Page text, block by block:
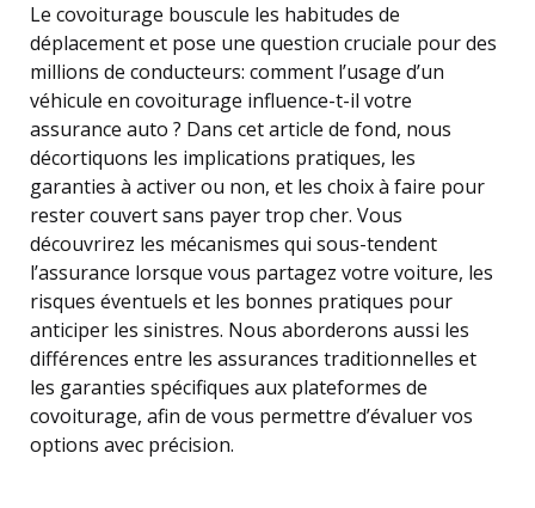
Le covoiturage bouscule les habitudes de
déplacement et pose une question cruciale pour des
millions de conducteurs: comment l’usage d’un
véhicule en covoiturage influence-t-il votre
assurance auto ? Dans cet article de fond, nous
décortiquons les implications pratiques, les
garanties à activer ou non, et les choix à faire pour
rester couvert sans payer trop cher. Vous
découvrirez les mécanismes qui sous-tendent
l’assurance lorsque vous partagez votre voiture, les
risques éventuels et les bonnes pratiques pour
anticiper les sinistres. Nous aborderons aussi les
différences entre les assurances traditionnelles et
les garanties spécifiques aux plateformes de
covoiturage, afin de vous permettre d’évaluer vos
options avec précision.